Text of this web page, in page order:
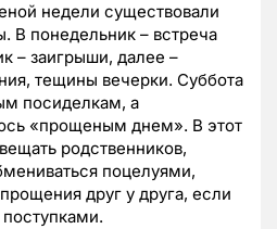
недели существовали
В понедельник – встреча
– заигрыши, далее –
тещины вечерки. Суббота
посиделкам, а
«прощеным днем». В этот
родственников,
поцелуями,
друг у друга, если